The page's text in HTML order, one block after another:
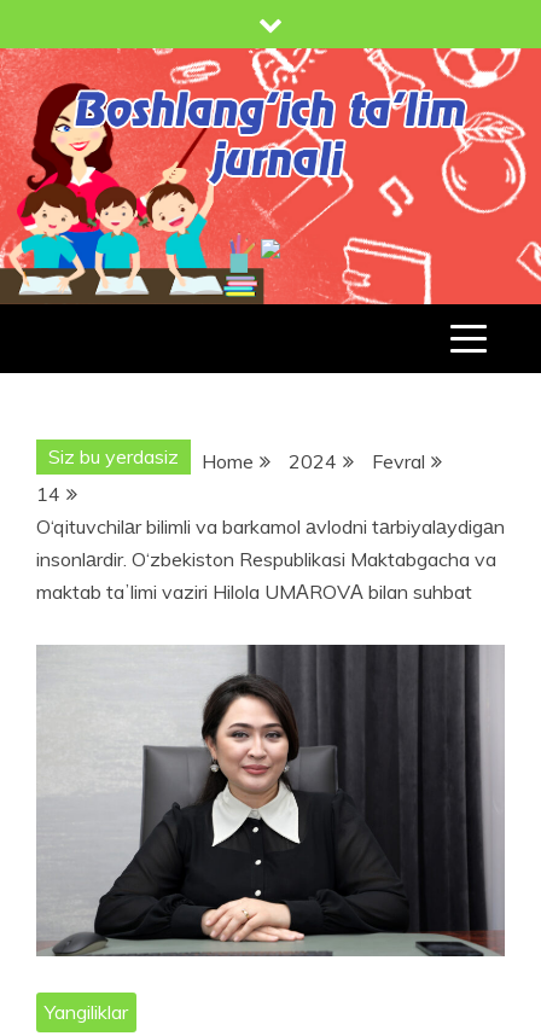
to
content
BT-
JURNAL.UZ
BOSHLANG'ICH TA'LIM JURNALI
Siz bu yerdasiz Home 2024
Fevral
14
O‘qituvchilаr bilimli va barkamol аvlodni tаrbiyalаydigаn
insonlаrdir. O‘zbekiston Respublikasi Maktabgacha va
maktab taʼlimi vaziri Hilola UMАROVА bilan suhbat
Yangiliklar